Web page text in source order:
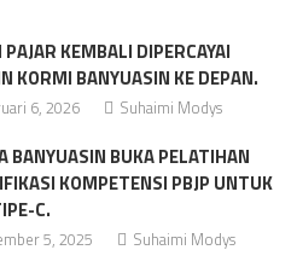
KEMBALI DIPERCAYAI
KORMI BANYUASIN KE DEPAN.
6, 2026 Suhaimi Modys
BANYUASIN BUKA PELATIHAN
KOMPETENSI PBJP UNTUK
C.
5, 2025 Suhaimi Modys